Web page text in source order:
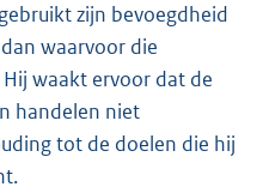
zijn bevoegdheid
waarvoor die
waakt ervoor dat de
handelen niet
tot de doelen die hij